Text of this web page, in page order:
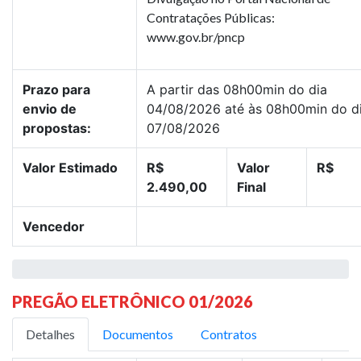
Contratações Públicas:
www.gov.br/pncp
Prazo para
envio de
propostas:
A partir das 08h00min do dia
04/08/2026 até às 08h00min do
07/08/2026
Valor Estimado
R$
2.490,00
Valor
Final
R$
Vencedor
PREGÃO ELETRÔNICO 01/2026
Detalhes Documentos Contratos